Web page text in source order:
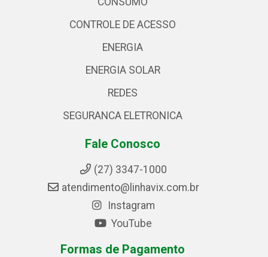
CONTROLE DE ACESSO
ENERGIA
ENERGIA SOLAR
REDES
SEGURANCA ELETRONICA
Fale Conosco
(27) 3347-1000
atendimento@linhavix.com.br
Instagram
YouTube
Formas de Pagamento